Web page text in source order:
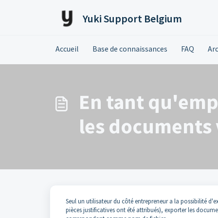
Yuki Support Belgium
Accueil Base de connaissances FAQ
En tant
les documents
Seul un utilisateur du côté entrepreneur a la possibilité
pièces justificatives ont été attribués), exporter les